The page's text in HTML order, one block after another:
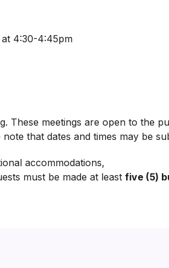
4:30-4:45pm
These meetings are open to the
that dates and times may be
accommodations,
must be made at least five (5)